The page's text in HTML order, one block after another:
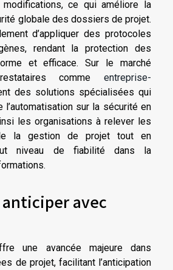
ce qui améliore la
globale des dossiers de projet.
d’appliquer des protocoles
rendant la protection des
et efficace. Sur le marché
comme entreprise-
des solutions spécialisées qui
l’automatisation sur la sécurité en
les organisations à relever les
la gestion de projet tout en
niveau de fiabilité dans la
avec
une avancée majeure dans
de projet, facilitant l’anticipation